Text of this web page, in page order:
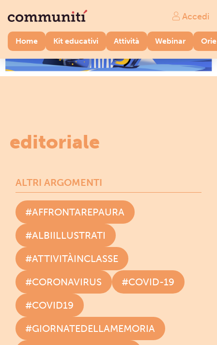
Home Kit educativi Attività Webinar
Accedi
editoriale
ALTRI ARGOMENTI
#AFFRONTAREPAURA
#ALBIILLUSTRATI
#ATTIVITÀINCLASSE
#CORONAVIRUS
#COVID-19
#COVID19
#GIORNATEDELLAMEMORIA